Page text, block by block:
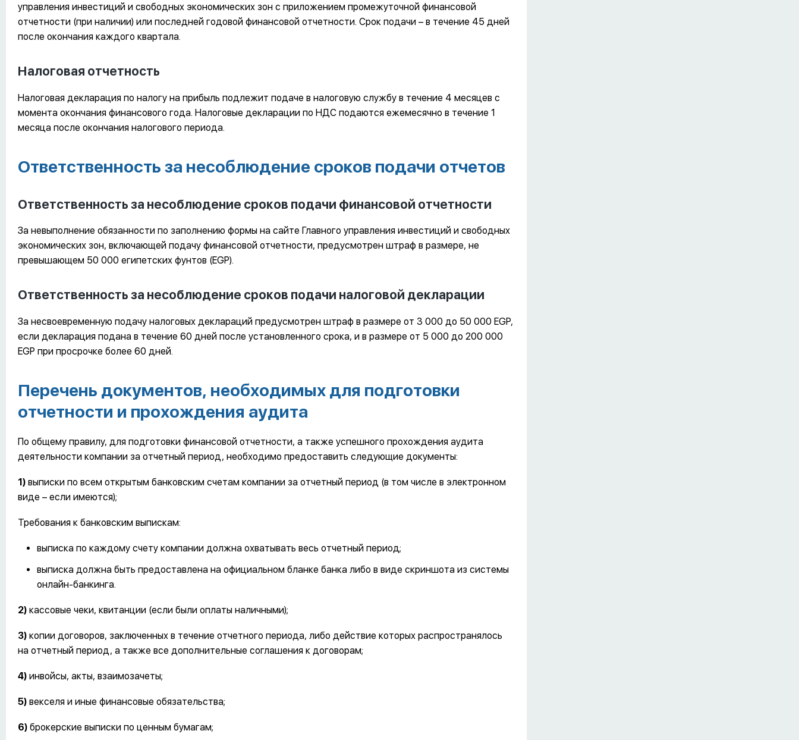
управления инвестиций и свободных экономических зон с приложением промежуточной финансовой
отчетности (при наличии) или последней годовой финансовой отчетности. Срок подачи – в течение 45 дней
после окончания каждого квартала.
Налоговая отчетность
Налоговая декларация по налогу на прибыль подлежит подаче в налоговую службу в течение 4 месяцев с
момента окончания финансового года. Налоговые декларации по НДС подаются ежемесячно в течение 1
месяца после окончания налогового периода.
Ответственность за несоблюдение сроков подачи отчетов
Ответственность за несоблюдение сроков подачи финансовой отчетности
За невыполнение обязанности по заполнению формы на сайте Главного управления инвестиций и свободных
экономических зон, включающей подачу финансовой отчетности, предусмотрен штраф в размере, не
превышающем 50 000 египетских фунтов (EGP).
Ответственность за несоблюдение сроков подачи налоговой декларации
За несвоевременную подачу налоговых деклараций предусмотрен штраф в размере от 3 000 до 50 000 EGP,
если декларация подана в течение 60 дней после установленного срока, и в размере от 5 000 до 200 000
EGP при просрочке более 60 дней.
Перечень документов, необходимых для подготовки
отчетности и прохождения аудита
По общему правилу, для подготовки финансовой отчетности, а также успешного прохождения аудита
деятельности компании за отчетный период, необходимо предоставить следующие документы:
1) выписки по всем открытым банковским счетам компании за отчетный период (в том числе в электронном
виде – если имеются);
Требования к банковским выпискам:
выписка по каждому счету компании должна охватывать весь отчетный период;
выписка должна быть предоставлена на официальном бланке банка либо в виде скриншота из системы
онлайн-банкинга.
2) кассовые чеки, квитанции (если были оплаты наличными);
3) копии договоров, заключенных в течение отчетного периода, либо действие которых распространялось
на отчетный период, а также все дополнительные соглашения к договорам;
4) инвойсы, акты, взаимозачеты;
5) векселя и иные финансовые обязательства;
6) брокерские выписки по ценным бумагам;